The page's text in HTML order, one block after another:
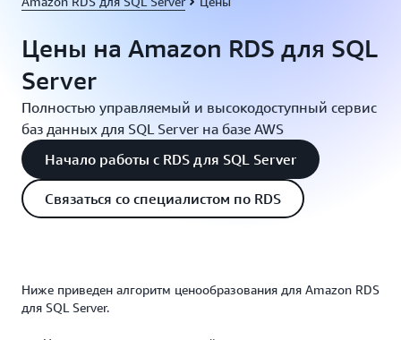
Цены на Amazon RDS для SQL
Server
Полностью управляемый и высокодоступный сервис
баз данных для SQL Server на базе AWS
Начало работы с RDS для SQL Server
Связаться со специалистом по RDS
Ниже приведен алгоритм ценообразования для Amazon RDS
для SQL Server.